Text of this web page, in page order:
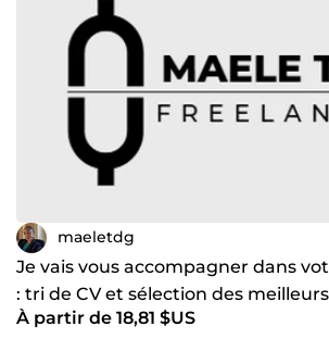
aux enjeux opérationnels des
📩Disponible pour accompagner vos
recrutement, structuration RH et
pratiques.
maeletdg
Je vais vous accompagner dans
: tri de CV et sélection des
À partir de 18,81 $US